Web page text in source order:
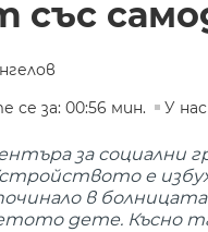
със
се за: 00:56 мин. У нас
за социални
е
в
дете. Късно